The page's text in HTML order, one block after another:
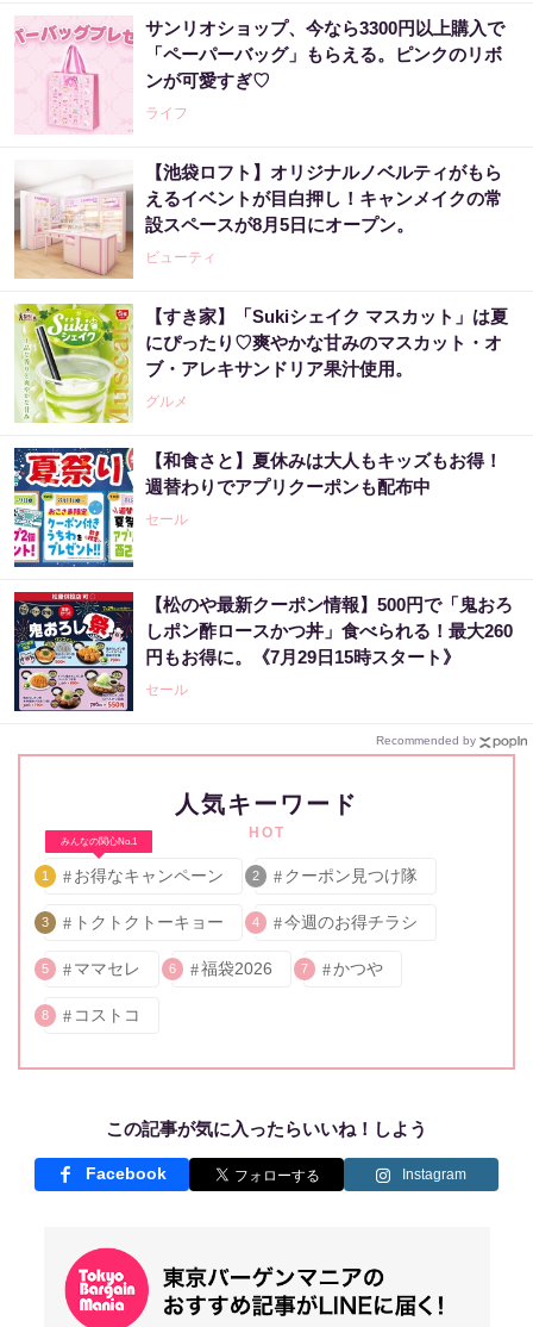
サンリオショップ、今なら3300円以上購入で
「ペーパーバッグ」もらえる。ピンクのリボ
ンが可愛すぎ♡
ライフ
【池袋ロフト】オリジナルノベルティがもら
えるイベントが目白押し！キャンメイクの常
設スペースが8月5日にオープン。
ビューティ
【すき家】「Sukiシェイク マスカット」は夏
にぴったり♡爽やかな甘みのマスカット・オ
ブ・アレキサンドリア果汁使用。
グルメ
【和食さと】夏休みは大人もキッズもお得！
週替わりでアプリクーポンも配布中
セール
【松のや最新クーポン情報】500円で「鬼おろ
しポン酢ロースかつ丼」食べられる！最大260
円もお得に。《7月29日15時スタート》
セール
Recommended by
人気キーワード
HOT
みんなの関心No.1
1 お得なキャンペーン 2 クーポン見つけ隊
3 トクトクトーキョー 4 今週のお得チラシ
5 ママセレ 6 福袋2026 7 かつや
8 コストコ
この記事が気に入ったらいいね！しよう
Facebook Instagram